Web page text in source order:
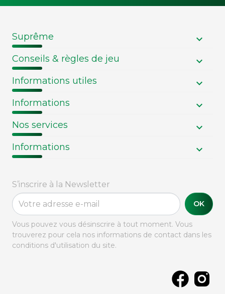
Suprême
Conseils & règles de jeu
Informations utiles
Informations
Nos services
Informations
S’inscrire à la Newsletter
OK
Vous pouvez vous désinscrire à tout moment. Vous
trouverez pour cela nos informations de contact dans les
conditions d'utilisation du site.